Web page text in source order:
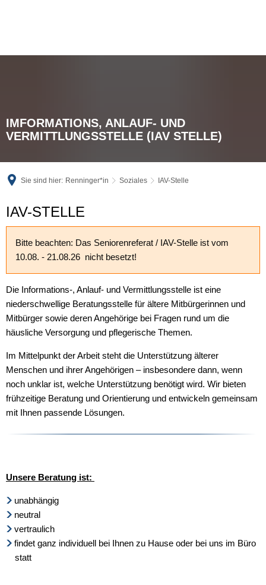
IMFORMATIONS, ANLAUF- UND
VERMITTLUNGSSTELLE (IAV STELLE)
Sie sind hier: Renninger*in Soziales IAV-Stelle
IAV-
Stelle
IAV-STELLE
Bitte beachten: Das Seniorenreferat / IAV-Stelle ist vom
10.08. - 21.08.26 nicht besetzt!
Die Informations-, Anlauf- und Vermittlungsstelle ist eine
niederschwellige Beratungsstelle für ältere Mitbürgerinnen und
Mitbürger sowie deren Angehörige bei Fragen rund um die
häusliche Versorgung und pflegerische Themen.
Im Mittelpunkt der Arbeit steht die Unterstützung älterer
Menschen und ihrer Angehörigen – insbesondere dann, wenn
noch unklar ist, welche Unterstützung benötigt wird. Wir bieten
frühzeitige Beratung und Orientierung und entwickeln gemeinsam
mit Ihnen passende Lösungen.
Unsere Beratung ist:
unabhängig
neutral
vertraulich
findet ganz individuell bei Ihnen zu Hause oder bei uns im Büro
statt